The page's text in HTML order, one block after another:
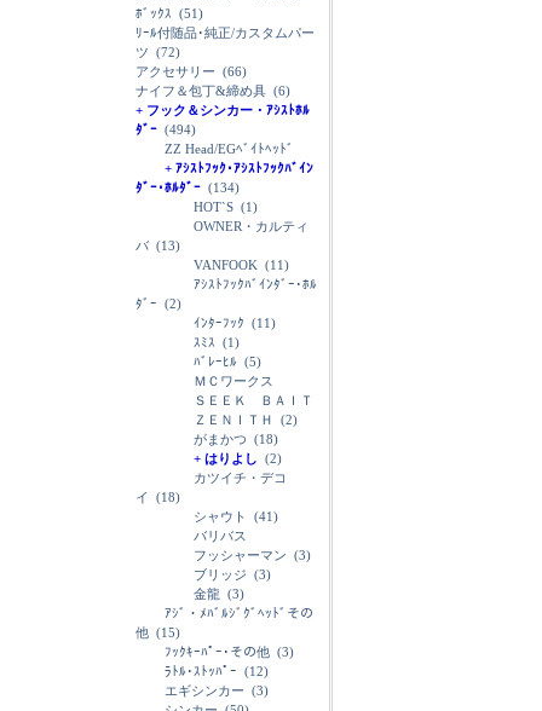
ﾎﾞｯｸｽ (51)
ﾘｰﾙ付随品･純正/カスタムパー
ツ (72)
アクセサリー (66)
ナイフ＆包丁&締め具 (6)
+ フック＆シンカー・ｱｼｽﾄﾎﾙ
ﾀﾞｰ (494)
ZZ Head/EGﾍﾞｲﾄﾍｯﾄﾞ
+ ｱｼｽﾄﾌｯｸ･ｱｼｽﾄﾌｯｸﾊﾞｲﾝ
ﾀﾞｰ･ﾎﾙﾀﾞｰ (134)
HOT`S (1)
OWNER・カルティ
バ (13)
VANFOOK (11)
ｱｼｽﾄﾌｯｸﾊﾞｲﾝﾀﾞｰ･ﾎﾙ
ﾀﾞｰ (2)
ｲﾝﾀｰﾌｯｸ (11)
ｽﾐｽ (1)
ﾊﾞﾚｰﾋﾙ (5)
ＭＣワークス
ＳＥＥＫ ＢＡＩＴ
ＺＥＮＩＴＨ
(2)
がまかつ (18)
+ はりよし (2)
カツイチ・デコ
イ
(18)
シャウト
(41)
バリバス
フッシャーマン (3)
ブリッジ (3)
金龍 (3)
ｱｼﾞ・ﾒﾊﾞﾙｼﾞｸﾞﾍｯﾄﾞその
他 (15)
ﾌｯｸｷｰﾊﾟｰ･その他 (3)
ﾗﾄﾙ･ｽﾄｯﾊﾟｰ (12)
エギシンカー (3)